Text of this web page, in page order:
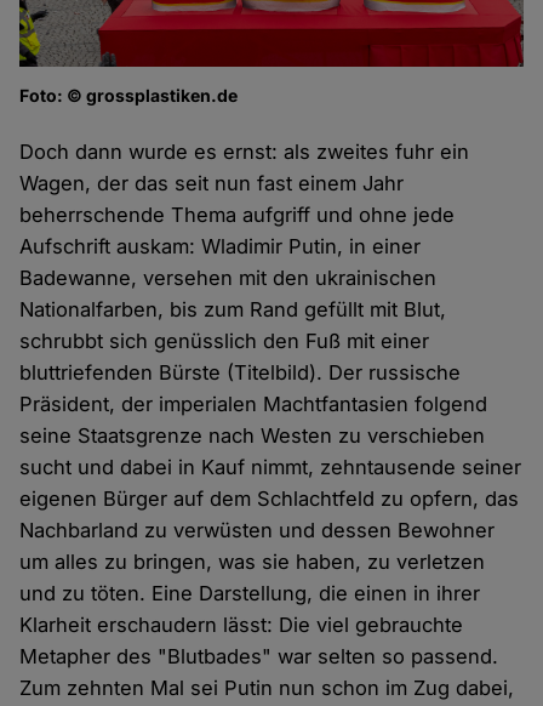
Foto: © grossplastiken.de
Doch dann wurde es ernst: als zweites fuhr ein
Wagen, der das seit nun fast einem Jahr
beherrschende Thema aufgriff und ohne jede
Aufschrift auskam: Wladimir Putin, in einer
Badewanne, versehen mit den ukrainischen
Nationalfarben, bis zum Rand gefüllt mit Blut,
schrubbt sich genüsslich den Fuß mit einer
bluttriefenden Bürste (Titelbild). Der russische
Präsident, der imperialen Machtfantasien folgend
seine Staatsgrenze nach Westen zu verschieben
sucht und dabei in Kauf nimmt, zehntausende seiner
eigenen Bürger auf dem Schlachtfeld zu opfern, das
Nachbarland zu verwüsten und dessen Bewohner
um alles zu bringen, was sie haben, zu verletzen
und zu töten. Eine Darstellung, die einen in ihrer
Klarheit erschaudern lässt: Die viel gebrauchte
Metapher des "Blutbades" war selten so passend.
Zum zehnten Mal sei Putin nun schon im Zug dabei,